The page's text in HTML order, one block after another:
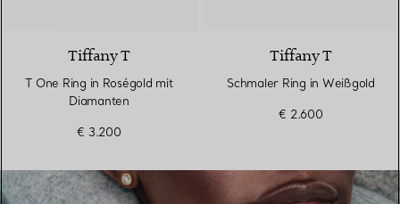
Tiffany T
T One Ring in Roségold mit
Diamanten
€ 3.200
Tiffany T
Schmaler Ring in Weißgold
€ 2.600